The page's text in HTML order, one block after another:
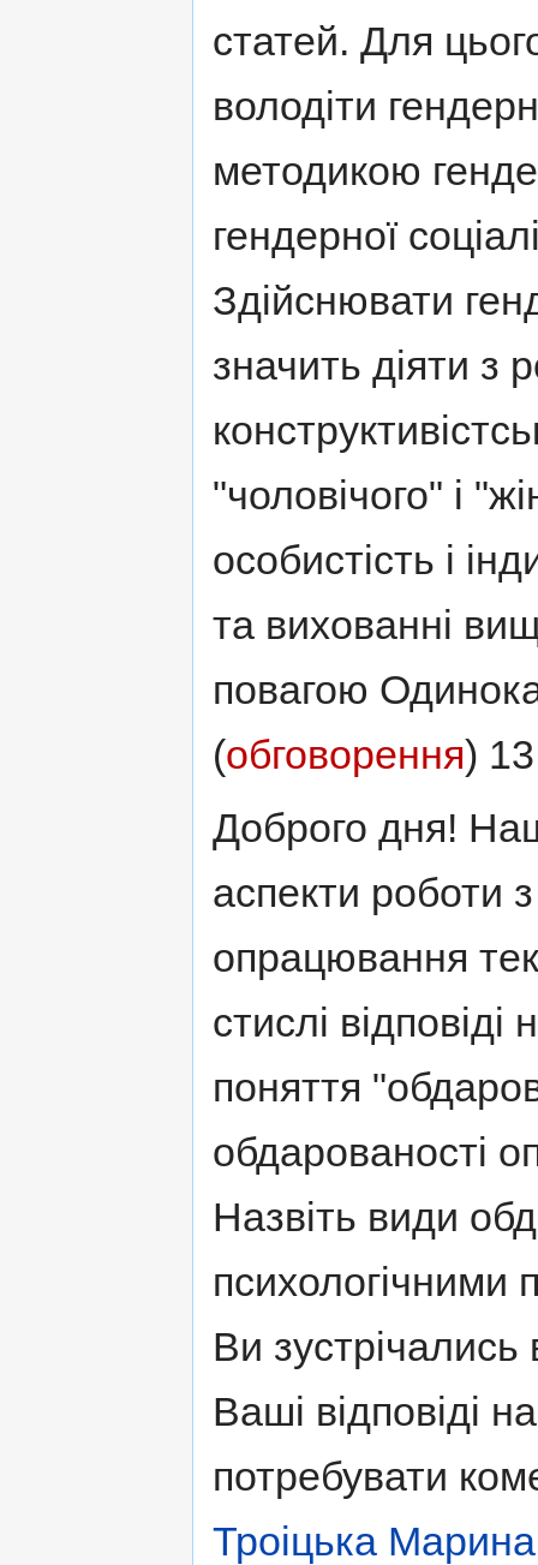
статей. Для
володіти
методикою
гендерної
Здійснювати
значить діяти з
"чоловічого" і
особистість і
та вихованні
повагою
(обговорення)
Доброго дня!
аспекти роботи
опрацювання
стислі
поняття
обдарованості
Назвіть види
психологічними
Ви зустрічались
Ваші відповіді
потребувати
Троіцька